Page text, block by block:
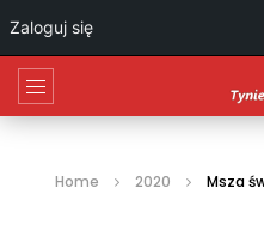
Zaloguj się
Home 2020 Msza